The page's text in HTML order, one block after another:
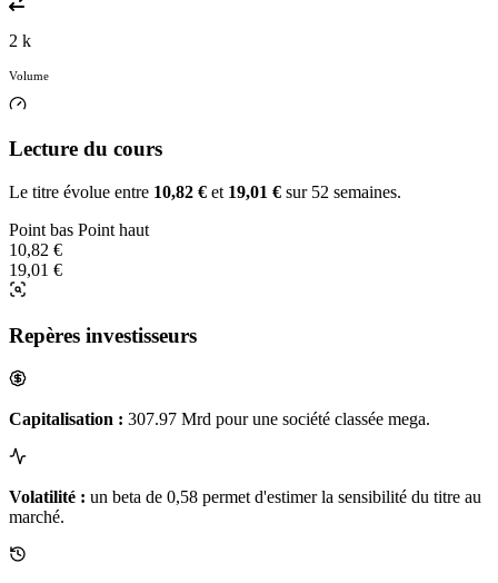
2 k
Volume
Lecture du cours
Le titre évolue entre 10,82 € et 19,01 € sur 52 semaines.
Point bas Point haut
10,82 €
19,01 €
Repères investisseurs
Capitalisation : 307.97 Mrd pour une société classée mega.
Volatilité : un beta de 0,58 permet d'estimer la sensibilité du titre au
marché.